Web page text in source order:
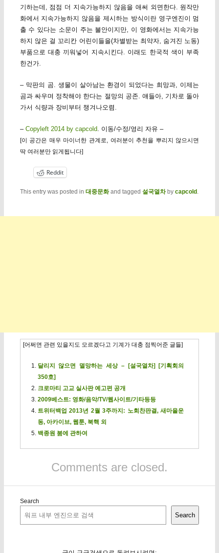
기하는데, 점점 더 지속가능하지 않음을 애써 외면한다. 원작만
화에서 지속가능하지 않음을 제시하는 방식이란 영구엔진이 멈
출 수 있다는 소문이 주는 불안이지만, 이 영화에서는 지속가능
하지 않은 걸 꼬리칸 어린이들을(차별받는 최약자, 숨겨진 노동)
부품으로 대충 끼워넣어 지속시킨다. 이래도 한국적 색이 부족
한건가.
– 막판의 곰. 생물이 살아남는 환경이 되었다는 희망과, 이제는
곰과 싸우며 정착해야 한다는 절망의 공존. 얘들아, 기차로 돌아
가서 식량과 장비부터 챙겨나오렴.
– Copyleft 2014 by capcold. 이동/수정/영리 자유 –
[이 공간은 매우 마이너한 관계로, 여러분이 추천을 뿌리지 않으시면
딱 여러분만 읽게됩니다]
Reddit
This entry was posted in 대중문화and tagged 설국열차by capcold .
[어쩌면 관련 있을지도 모르겠다고 기계가 대충 점찍어준 글들]
달리지 않으면 멸망하는 세상 – [설국열차] [기획회의
350호]
크로마티 고교 실사판 예고편 공개
2009베스트: 영화/음악/TV/웹사이트/기타등등
트위터백업 2013년 2월 3주까지: 노회찬판결, 새마을운
동, 아카이브, 웹툰, 북핵 외
백종원 붐에 관하여
Comments are closed.
Search
Search